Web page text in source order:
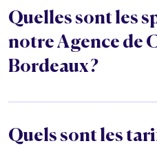
Quelles sont les
notre Agence de
Bordeaux ?
Quels sont les